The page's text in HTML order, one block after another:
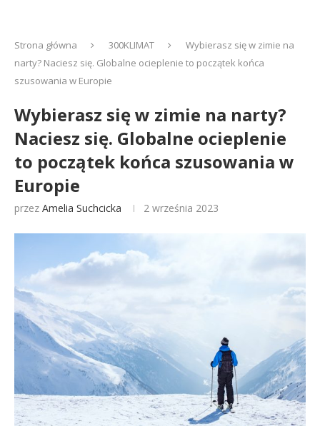
Strona główna 300KLIMAT
Wybierasz się w zimie na
narty? Naciesz się. Globalne ocieplenie to początek końca
szusowania w Europie
Wybierasz się w zimie na narty?
Naciesz się. Globalne ocieplenie
to początek końca szusowania w
Europie
przez Amelia Suchcicka 2 września 2023